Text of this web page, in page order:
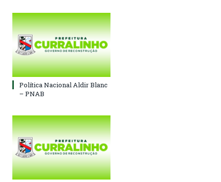
Política Nacional Aldir Blanc
– PNAB